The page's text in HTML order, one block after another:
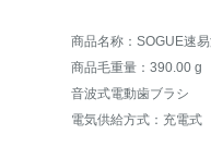
商品毛重量：390.00 g
音波式電動歯ブラシ
電気供給方式：充電式